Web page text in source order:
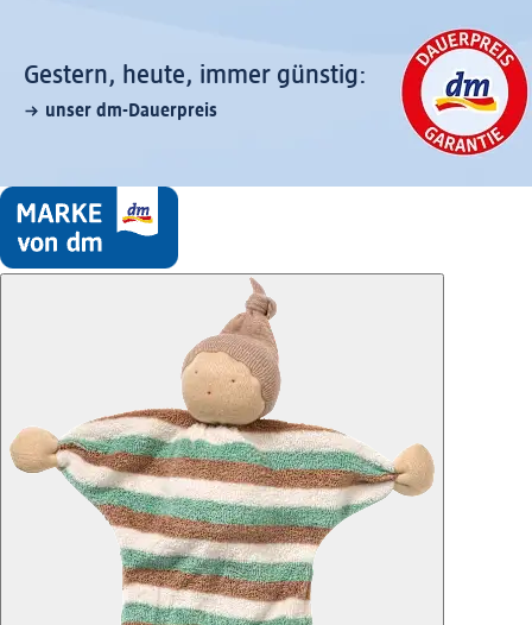
Gestern, heute, immer günstig:
unser dm-Dauerpreis